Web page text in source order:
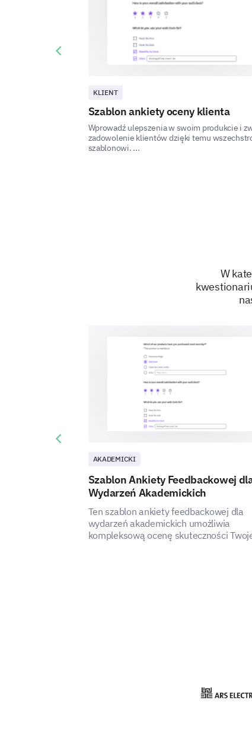
KLIENT
Szablon ankiety oceny klienta
Wprowadź ulepszenia w swoim produkcie i
zadowolenie klientów dzięki temu
szablonowi. ...
Previous slide
W
AKADEMICKI
Szablon Ankiety Feedbackowej
Wydarzeń Akademickich
Ten szablon ankiety feedbackowej dla
wydarzeń akademickich umożliwia
kompleksową ocenę skuteczności
Previous slide